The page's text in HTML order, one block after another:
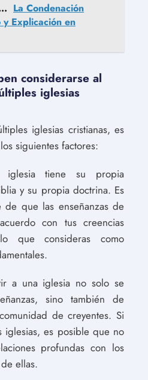
La Condenación
Explicación en
considerarse al
iglesias
iglesias cristianas, es
siguientes factores:
tiene su propia
y su propia doctrina. Es
de que las enseñanzas de
con tus creencias
que consideras como
a una iglesia no solo se
sino también de
de creyentes. Si
iglesias, es posible que no
profundas con los
ellas.